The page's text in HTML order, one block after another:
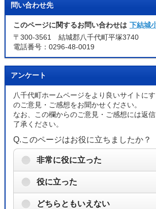
問い合わせ先
このページに関するお問い合わせは 下結城
〒300-3561 結城郡八千代町平塚3740
電話番号：0296-48-0019
アンケート
八千代町ホームページをより良いサイトに
のご意見・ご感想をお聞かせください。
なお、この欄からのご意見・ご感想には返
了承ください。
Q.このページはお役に立ちましたか？
非常に役に立った
役に立った
どちらともいえない